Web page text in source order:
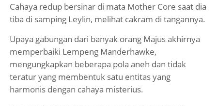
Cahaya redup bersinar di mata Mother Core saat dia
tiba di samping Leylin, melihat cakram di tangannya.
Upaya gabungan dari banyak orang Majus akhirnya
memperbaiki Lempeng Manderhawke,
mengungkapkan beberapa pola aneh dan tidak
teratur yang membentuk satu entitas yang
harmonis dengan cahaya misterius.